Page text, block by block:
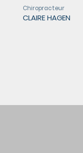
CLAIRE HAGEN
Chiropracteur